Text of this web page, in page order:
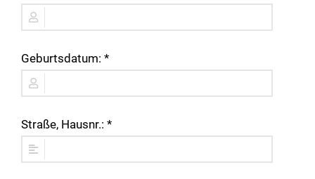
Geburtsdatum: *
Straße, Hausnr.: *